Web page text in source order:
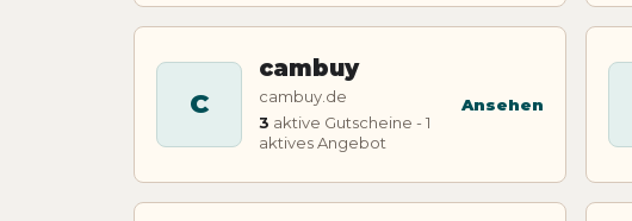
C
cambuy
cambuy.de
3 aktive Gutscheine - 1
aktives Angebot
Ansehen